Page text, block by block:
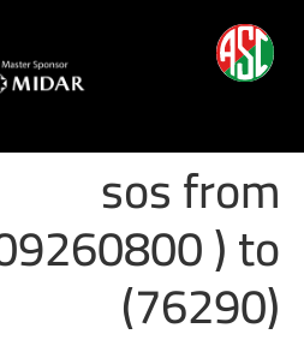
sos from
) to
(76290)